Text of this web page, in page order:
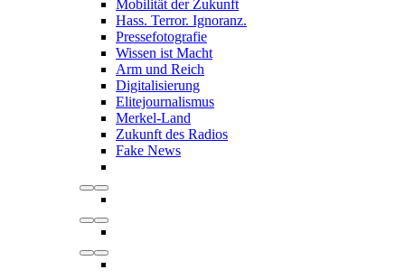
Mobilität der Zukunft
Hass. Terror. Ignoranz.
Pressefotografie
Wissen ist Macht
Arm und Reich
Digitalisierung
Elitejournalismus
Merkel-Land
Zukunft des Radios
Fake News